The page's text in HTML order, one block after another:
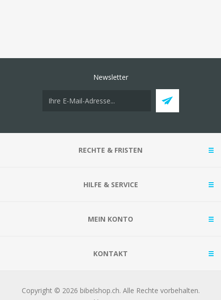
Newsletter
RECHTE & FRISTEN
HILFE & SERVICE
MEIN KONTO
KONTAKT
Copyright © 2026 bibelshop.ch. Alle Rechte vorbehalten.